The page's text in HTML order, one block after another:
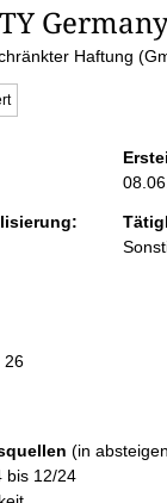
Haftung
26
(in
bis 12/24